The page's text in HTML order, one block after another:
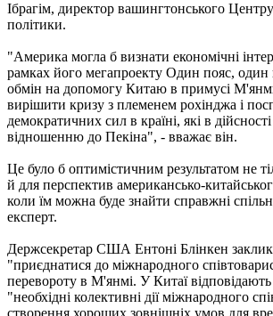
Ібрагім, директор вашингтонського
політики.
"Америка могла б визнати економічні
рамках його мегапроекту Один пояс,
обмін на допомогу Китаю в примусі
вирішити кризу з племенем рохінджа і
демократичних сил в країні, які в
відношенню до Пекіна", - вважає він.
Це було б оптимістичним результатом не
й для перспектив американсько-
коли їм можна буде знайти справжні
експерт.
Держсекретар США Ентоні Блінкен
"приєднатися до міжнародного
перевороту в М'янмі. У Китаї
"необхідні колективні дії міжнародного
створення хороших зовнішніх умов для